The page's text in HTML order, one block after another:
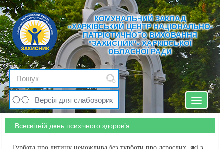
КОМУНАЛЬНИЙ ЗАКЛАД
«ХАРКІВСЬКИЙ ЦЕНТР НАЦІОНАЛЬНО-
ПАТРІОТИЧНОГО ВИХОВАННЯ
"ЗАХИСНИК"» ХАРКІВСЬКОЇ
ОБЛАСНОЇ РАДИ
Версія для слабозорих
Toggle
Всесвітній день психічного здоров’я
Турбота про дитину неможлива без турботи про дорослих, які з